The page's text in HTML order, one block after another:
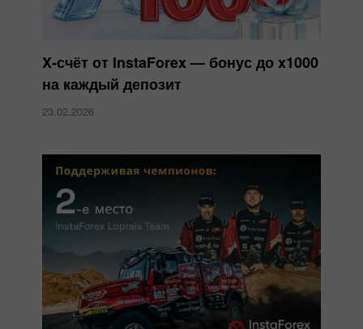
X-счёт от InstaForex — бонус до x1000
на каждый депозит
23.02.2026